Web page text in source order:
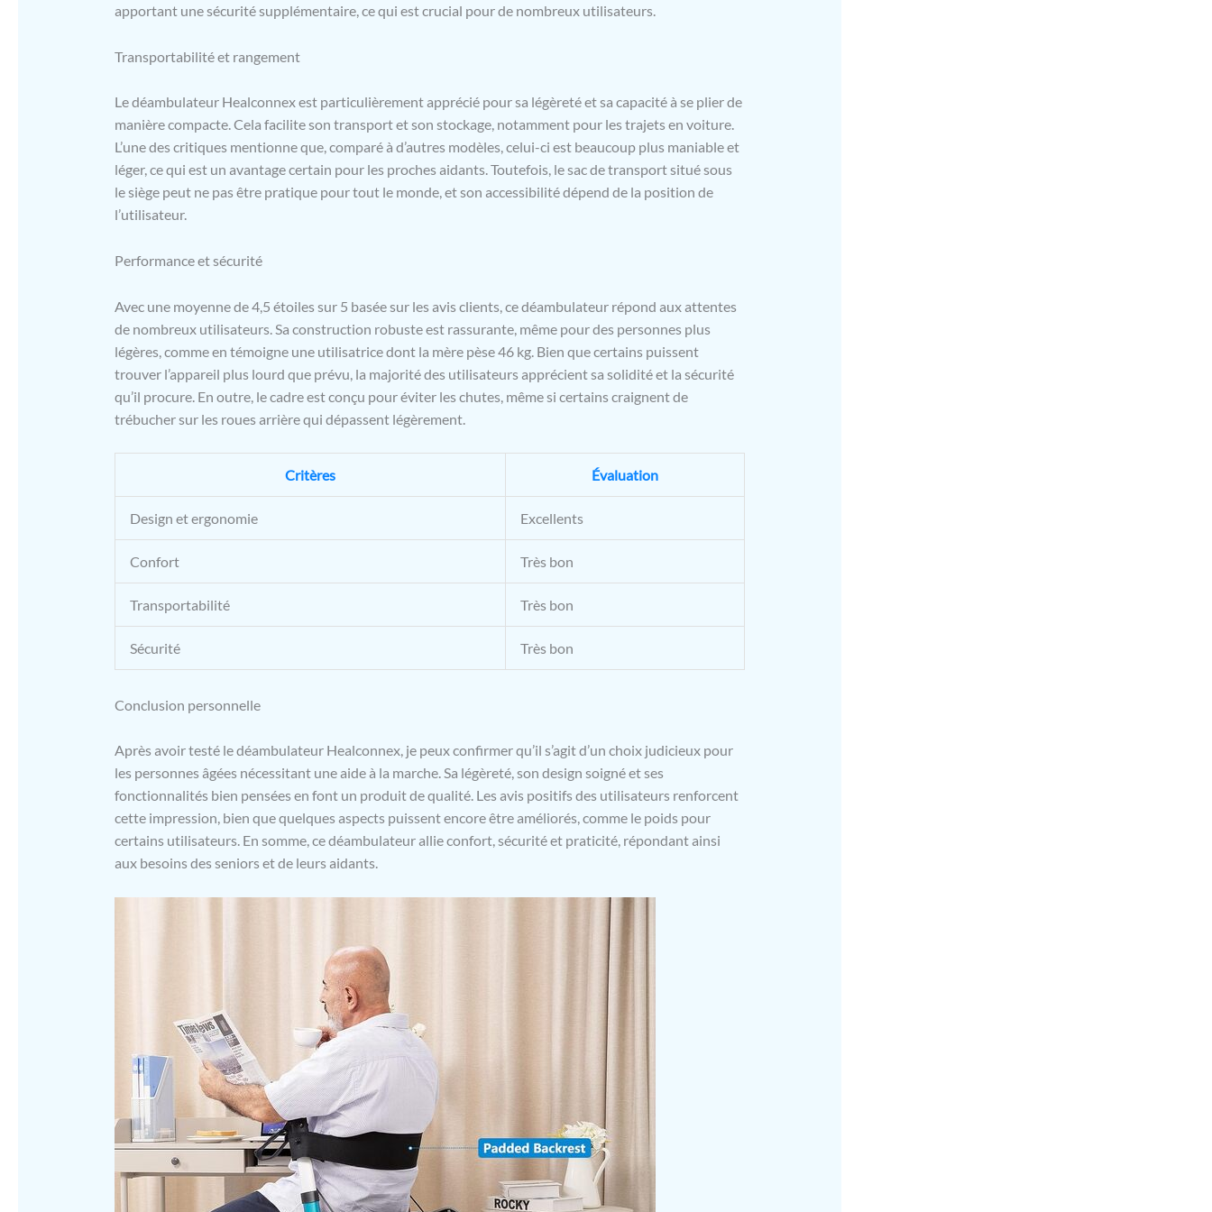
(non réglable). Cadre en aluminium robuste sans couture avec une
apportant une sécurité supplémentaire, ce qui est crucial pour de nombreux utilisateurs.
Transportabilité et rangement
Le déambulateur Healconnex est particulièrement apprécié pour sa légèreté et sa capacité à se plier de
manière compacte. Cela facilite son transport et son stockage, notamment pour les trajets en voiture.
L’une des critiques mentionne que, comparé à d’autres modèles, celui-ci est beaucoup plus maniable et
léger, ce qui est un avantage certain pour les proches aidants. Toutefois, le sac de transport situé sous
le siège peut ne pas être pratique pour tout le monde, et son accessibilité dépend de la position de
l’utilisateur.
Performance et sécurité
Avec une moyenne de 4,5 étoiles sur 5 basée sur les avis clients, ce déambulateur répond aux attentes
de nombreux utilisateurs. Sa construction robuste est rassurante, même pour des personnes plus
légères, comme en témoigne une utilisatrice dont la mère pèse 46 kg. Bien que certains puissent
trouver l’appareil plus lourd que prévu, la majorité des utilisateurs apprécient sa solidité et la sécurité
qu’il procure. En outre, le cadre est conçu pour éviter les chutes, même si certains craignent de
trébucher sur les roues arrière qui dépassent légèrement.
Critères Évaluation
Design et ergonomie Excellents
Confort Très bon
Transportabilité Très bon
Sécurité Très bon
Conclusion personnelle
Après avoir testé le déambulateur Healconnex, je peux confirmer qu’il s’agit d’un choix judicieux pour
les personnes âgées nécessitant une aide à la marche. Sa légèreté, son design soigné et ses
fonctionnalités bien pensées en font un produit de qualité. Les avis positifs des utilisateurs renforcent
cette impression, bien que quelques aspects puissent encore être améliorés, comme le poids pour
certains utilisateurs. En somme, ce déambulateur allie confort, sécurité et praticité, répondant ainsi
aux besoins des seniors et de leurs aidants.